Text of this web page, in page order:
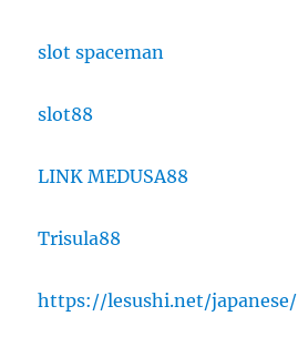
slot spaceman
slot88
LINK MEDUSA88
Trisula88
https://lesushi.net/japanese/